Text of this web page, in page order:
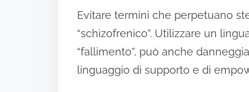
Evitare termini che perpetuano
“schizofrenico”. Utilizzare un
“fallimento”, può anche
linguaggio di supporto e di